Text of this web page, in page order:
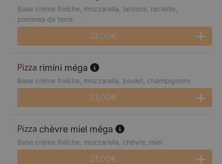
Base crème fraîche, mozzarella, lardons, raclette,
pommes de terre
23.00€
rimini méga
Base crème fraîche, mozzarella, poulet, champignons
23.00€
chèvre miel méga
Base crème fraîche, mozzarella, chèvre, miel
23.00€